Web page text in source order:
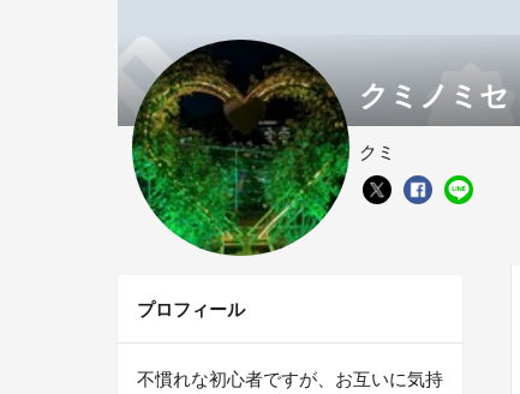
クミノミセ
クミ
プロフィール
不慣れな初心者ですが、お互いに気持